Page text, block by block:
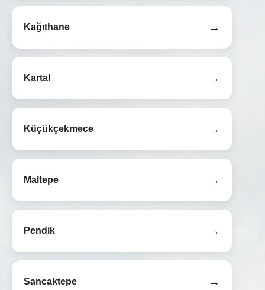
Kağıthane →
Kartal →
Küçükçekmece →
Maltepe →
Pendik →
Sancaktepe →